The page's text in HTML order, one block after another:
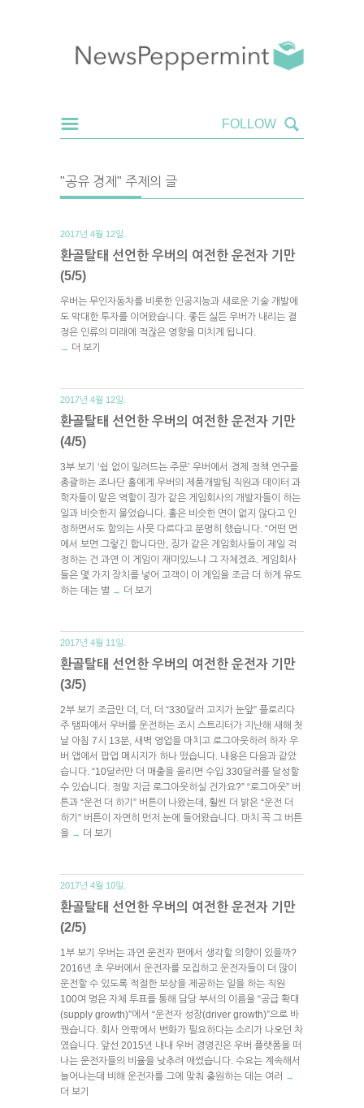
"공유 경제" 주제의 글
2017년 4월 12일.
환골탈태 선언한 우버의 여전한 운전자 기만
(5/5)
우버는 무인자동차를 비롯한 인공지능과 새로운 기술 개발에
도 막대한 투자를 이어왔습니다. 좋든 싫든 우버가 내리는 결
정은 인류의 미래에 적잖은 영향을 미치게 됩니다.
→ 더 보기
2017년 4월 12일.
환골탈태 선언한 우버의 여전한 운전자 기만
(4/5)
3부 보기 ‘쉼 없이 밀려드는 주문’ 우버에서 경제 정책 연구를
총괄하는 조나단 홀에게 우버의 제품개발팀 직원과 데이터 과
학자들이 맡은 역할이 징가 같은 게임회사의 개발자들이 하는
일과 비슷한지 물었습니다. 홀은 비슷한 면이 없지 않다고 인
정하면서도 함의는 사뭇 다르다고 분명히 했습니다. “어떤 면
에서 보면 그렇긴 합니다만, 징가 같은 게임회사들이 제일 걱
정하는 건 과연 이 게임이 재미있느냐 그 자체겠죠. 게임회사
들은 몇 가지 장치를 넣어 고객이 이 게임을 조금 더 하게 유도
하는 데는 별 → 더 보기
2017년 4월 11일.
환골탈태 선언한 우버의 여전한 운전자 기만
(3/5)
2부 보기 조금만 더, 더, 더 “330달러 고지가 눈앞” 플로리다
주 탬파에서 우버를 운전하는 조시 스트리터가 지난해 새해 첫
날 아침 7시 13분, 새벽 영업을 마치고 로그아웃하려 하자 우
버 앱에서 팝업 메시지가 하나 떴습니다. 내용은 다음과 같았
습니다. “10달러만 더 매출을 올리면 수입 330달러를 달성할
수 있습니다. 정말 지금 로그아웃하실 건가요?” “로그아웃” 버
튼과 “운전 더 하기” 버튼이 나왔는데, 훨씬 더 밝은 “운전 더
하기” 버튼이 자연히 먼저 눈에 들어왔습니다. 마치 꼭 그 버튼
을 → 더 보기
2017년 4월 10일.
환골탈태 선언한 우버의 여전한 운전자 기만
(2/5)
1부 보기 우버는 과연 운전자 편에서 생각할 의향이 있을까?
2016년 초 우버에서 운전자를 모집하고 운전자들이 더 많이
운전할 수 있도록 적절한 보상을 제공하는 일을 하는 직원
100여 명은 자체 투표를 통해 담당 부서의 이름을 “공급 확대
(supply growth)”에서 “운전자 성장(driver growth)”으로 바
꿨습니다. 회사 안팎에서 변화가 필요하다는 소리가 나오던 차
였습니다. 앞선 2015년 내내 우버 경영진은 우버 플랫폼을 떠
나는 운전자들의 비율을 낮추려 애썼습니다. 수요는 계속해서
늘어나는데 비해 운전자를 그에 맞춰 충원하는 데는 여러 →
더 보기